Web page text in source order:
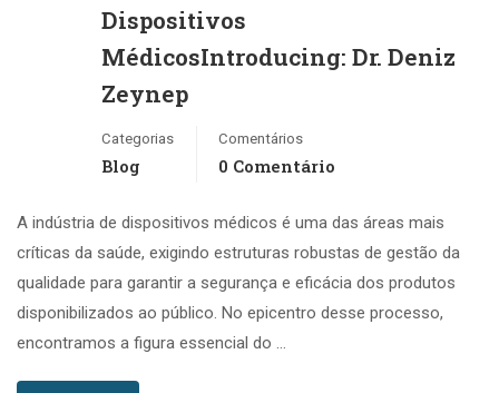
Dispositivos
MédicosIntroducing: Dr. Deniz
Zeynep
Categorias
Blog
Comentários
0 Comentário
A indústria de dispositivos médicos é uma das áreas mais
críticas da saúde, exigindo estruturas robustas de gestão da
qualidade para garantir a segurança e eficácia dos produtos
disponibilizados ao público. No epicentro desse processo,
encontramos a figura essencial do …